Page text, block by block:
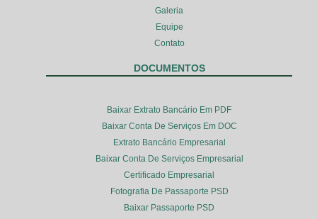
Galeria
Equipe
Contato
DOCUMENTOS
Baixar Extrato Bancário Em PDF
Baixar Conta De Serviços Em DOC
Extrato Bancário Empresarial
Baixar Conta De Serviços Empresarial
Certificado Empresarial
Fotografia De Passaporte PSD
Baixar Passaporte PSD